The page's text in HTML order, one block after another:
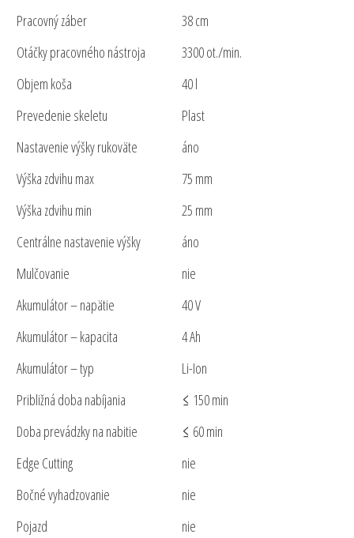
Pracovný záber
38 cm
Otáčky pracovného nástroja
3300 ot./min.
Objem koša
40 l
Prevedenie skeletu
Plast
Nastavenie výšky rukoväte
áno
Výška zdvihu max
75 mm
Výška zdvihu min
25 mm
Centrálne nastavenie výšky
áno
Mulčovanie
nie
Akumulátor – napätie
40 V
Akumulátor – kapacita
4 Ah
Akumulátor – typ
Li-Ion
Približná doba nabíjania
≤ 150 min
Doba prevádzky na nabitie
≤ 60 min
Edge Cutting
nie
Bočné vyhadzovanie
nie
Pojazd
nie